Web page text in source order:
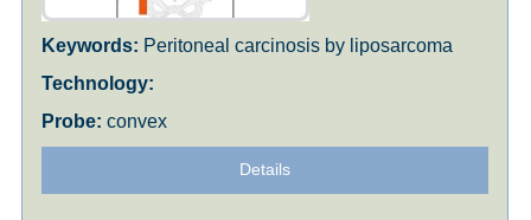
Peritoneal carcinosis by liposarcoma
convex
Details